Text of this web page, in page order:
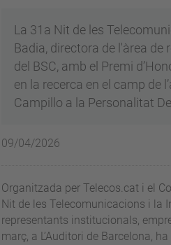
La 31a Nit de les
Badia, directora de l'àrea
del BSC, amb el Premi
en la recerca en el camp de
Campillo a la Personalitat
09/04/2026
Organitzada per Telecos.cat i el
Nit de les Telecomunicacions i la
representants institucionals,
març, a L’Auditori de Barcelona,